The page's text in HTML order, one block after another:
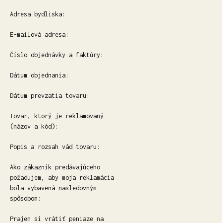
Adresa bydliska:
E-mailová adresa:
Číslo objednávky a faktúry:
Dátum objednania:
Dátum prevzatia tovaru:
Tovar, ktorý je reklamovaný
(názov a kód):
Popis a rozsah vád tovaru:
Ako zákazník predávajúceho
požadujem, aby moja reklamácia
bola vybavená nasledovným
spôsobom:
Prajem si vrátiť peniaze na